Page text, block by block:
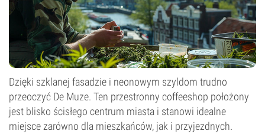
Dzięki szklanej fasadzie i neonowym szyldom trudno
przeoczyć De Muze. Ten przestronny coffeeshop położony
jest blisko ścisłego centrum miasta i stanowi idealne
miejsce zarówno dla mieszkańców, jak i przyjezdnych.